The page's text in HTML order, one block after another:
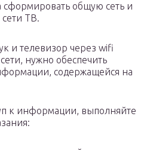
общую сеть и
ТВ.
и телевизор через wifi
нужно обеспечить
содержащейся на
к информации, выполняйте